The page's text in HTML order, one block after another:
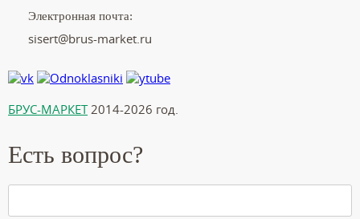
Электронная почта:
sisert@brus-market.ru
БРУС-МАРКЕТ2014-2026 год.
Есть вопрос?